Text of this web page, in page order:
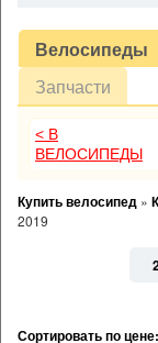
Велосипеды
Запчасти
< В
ВЕЛОСИПЕДЫ
Купить велосипед »
2019
Сортировать по цене: